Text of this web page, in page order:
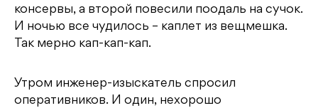
консервы, а второй повесили поодаль на сучок.
И ночью все чудилось – каплет из вещмешка.
Так мерно кап-кап-кап.
Утром инженер-изыскатель спросил
оперативников. И один, нехорошо